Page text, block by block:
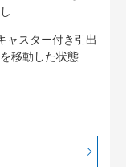
ャスター付き引出
移動した状態